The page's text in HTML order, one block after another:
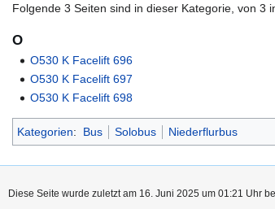
springen
springen
Folgende 3 Seiten sind in dieser Kategorie, von 3
O
O530 K Facelift 696
O530 K Facelift 697
O530 K Facelift 698
Kategorien: Bus Solobus Niederflurbus
Diese Seite wurde zuletzt am 16. Juni 2025 um 01:21 Uhr